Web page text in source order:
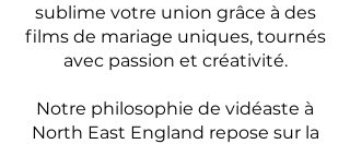
sublime votre union grâce à des
films de mariage uniques, tournés
avec passion et créativité.
Notre philosophie de vidéaste à
North East England repose sur la